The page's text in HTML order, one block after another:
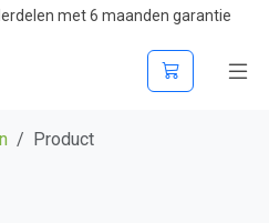
met 6 maanden garantie
Product